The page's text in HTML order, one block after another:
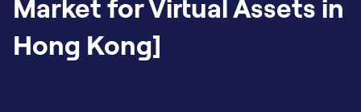
Market for Virtual Assets in
Hong Kong]